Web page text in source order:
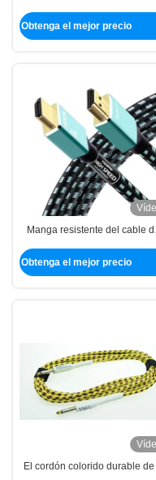
certificados del SGS de la UL
Obtenga el mejor precio
Manga resistente del cable del
abrasión a prueba de calor del
Obtenga el mejor precio
El cordón colorido durable